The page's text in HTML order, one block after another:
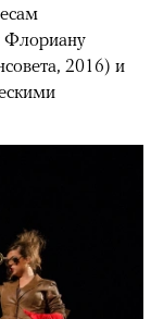
Флориану
2016) и